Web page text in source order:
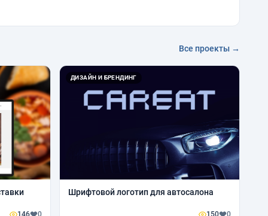
Все проекты →
146 0
ДИЗАЙН И БРЕНДИНГ
Шрифтовой логотип для автосалона
150 0